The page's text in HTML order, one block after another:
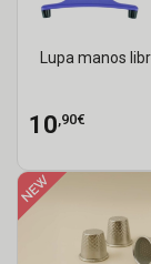
Lupa manos
10 ,90€